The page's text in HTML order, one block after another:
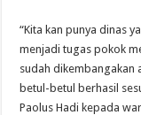
“Kita kan punya dinas
menjadi tugas pokok
sudah dikembangakan
betul-betul berhasil
Paolus Hadi kepada